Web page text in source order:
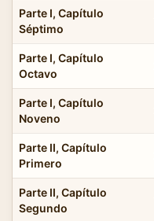
Parte I, Capítulo
Séptimo
Parte I, Capítulo
Octavo
Parte I, Capítulo
Noveno
Parte II, Capítulo
Primero
Parte II, Capítulo
Segundo